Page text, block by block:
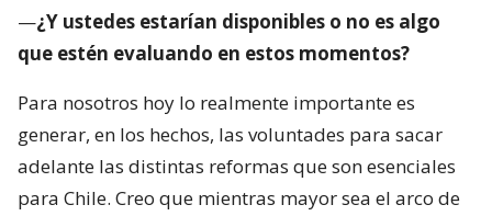
—¿Y ustedes estarían disponibles o no es algo
que estén evaluando en estos momentos?
Para nosotros hoy lo realmente importante es
generar, en los hechos, las voluntades para sacar
adelante las distintas reformas que son esenciales
para Chile. Creo que mientras mayor sea el arco de